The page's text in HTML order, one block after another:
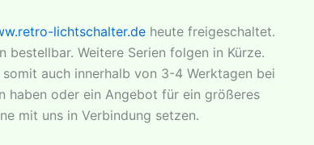
lichtschalter.de heute freigeschaltet.
bestellbar. Weitere Serien folgen in Kürze.
auch innerhalb von 3-4 Werktagen bei
haben oder ein Angebot für ein größeres
mit uns in Verbindung setzen.